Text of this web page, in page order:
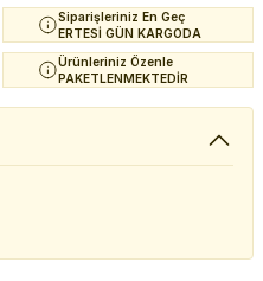
Siparişleriniz En Geç
ERTESİ GÜN KARGODA
Ürünleriniz Özenle
PAKETLENMEKTEDİR